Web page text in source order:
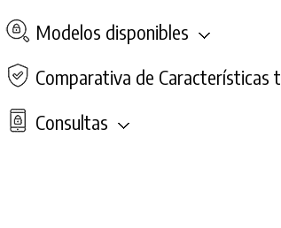
Modelos disponibles
Comparativa de Características
Consultas